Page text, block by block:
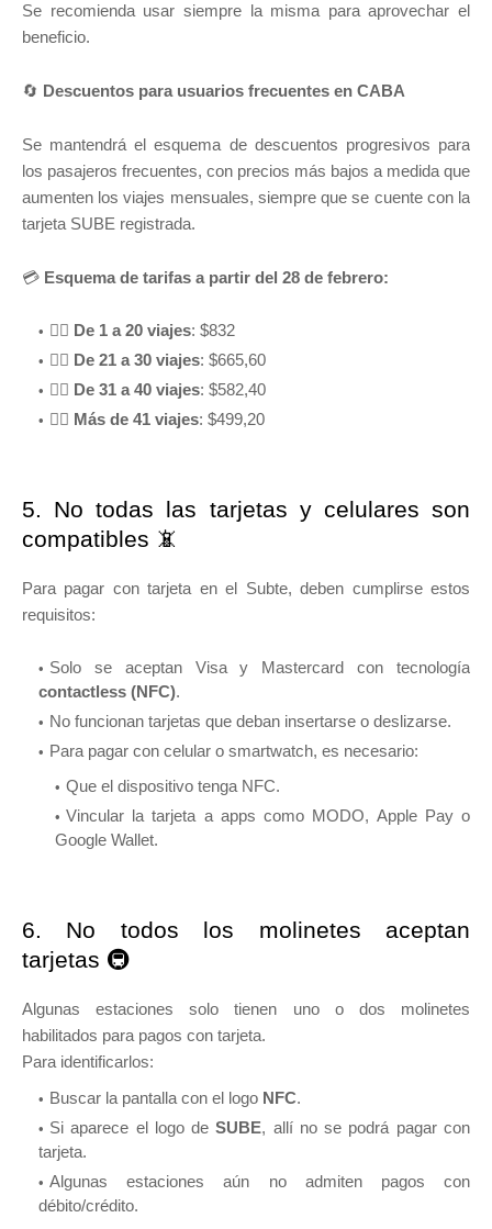
Se recomienda usar siempre la misma para aprovechar el
beneficio.
🔄 Descuentos para usuarios frecuentes en CABA
Se mantendrá el esquema de descuentos progresivos para
los pasajeros frecuentes, con precios más bajos a medida que
aumenten los viajes mensuales, siempre que se cuente con la
tarjeta SUBE registrada.
💳 Esquema de tarifas a partir del 28 de febrero:
🚶‍♂️ De 1 a 20 viajes: $832
🚶‍♀️ De 21 a 30 viajes: $665,60
🚶‍♂️ De 31 a 40 viajes: $582,40
🚶‍♀️ Más de 41 viajes: $499,20
5. No todas las tarjetas y celulares son
compatibles 📵
Para pagar con tarjeta en el Subte, deben cumplirse estos
requisitos:
Solo se aceptan Visa y Mastercard con tecnología
contactless (NFC).
No funcionan tarjetas que deban insertarse o deslizarse.
Para pagar con celular o smartwatch, es necesario:
Que el dispositivo tenga NFC.
Vincular la tarjeta a apps como MODO, Apple Pay o
Google Wallet.
6. No todos los molinetes aceptan
tarjetas 🚇
Algunas estaciones solo tienen uno o dos molinetes
habilitados para pagos con tarjeta.
Para identificarlos:
Buscar la pantalla con el logo NFC.
Si aparece el logo deSUBE, allí no se podrá pagar con
tarjeta.
Algunas estaciones aún no admiten pagos con
débito/crédito.